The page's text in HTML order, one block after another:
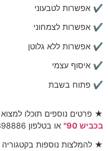
✔ אפשרות לטבעוני
✔ אפשרות לצמחוני
✔ אפשרות ללא גלוטן
✔ איסוף עצמי
✔ פתוח בשבת
★ פרטים נוספים תוכלו למצוא
בכביש 90"
או בטלפון 08-9398886
★ להמלצות נוספות בקטגוריה